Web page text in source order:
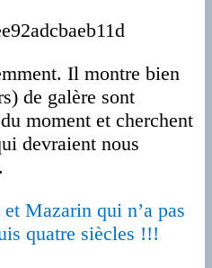
Il montre bien
de galère sont
moment et cherchent
devraient nous
Mazarin qui n’a pas
quatre siècles !!!